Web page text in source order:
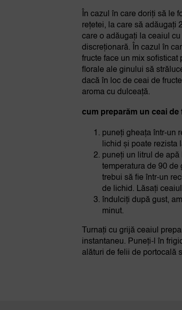
În cazul în care doriți să le
rețetei, la care să adăugați
care o adăugați la ceaiul
discreționară. În cazul în
fructe face un mix sofisticat
florale ale ginului să
dacă în loc de ceai de
aroma cu dulceață.
cum preparăm un ceai de
puneți gheața într-un
lichid și poate rezista
puneți un litrul de
temperatura de 90 de
trebui să fie într-un
de lichid. Lăsați
îndulciți după gust,
minut.
Turnați cu grijă ceaiul
instantaneu. Puneți-l în
alături de felii de portocală